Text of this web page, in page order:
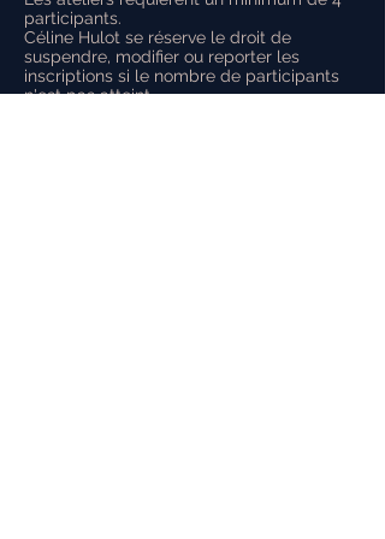
participants.
Céline Hulot se réserve le droit de
suspendre, modifier ou reporter les
inscriptions si le nombre de participants
n'est pas atteint.